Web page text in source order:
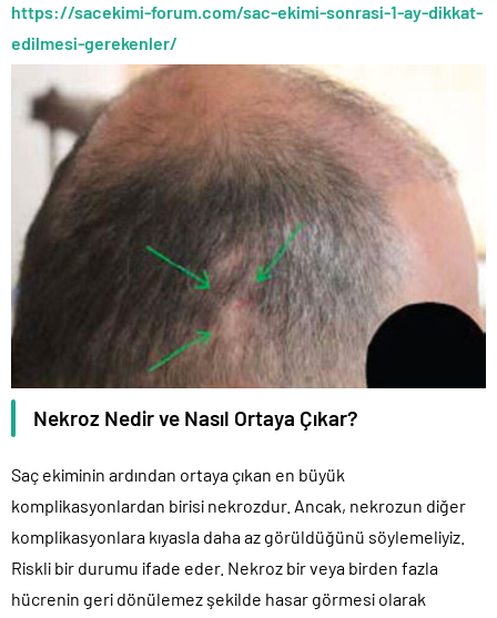
https://sacekimi-forum.com/sac-ekimi-sonrasi-1-ay-dikkat-
edilmesi-gerekenler/
Nekroz Nedir ve Nasıl Ortaya Çıkar?
Saç ekiminin ardından ortaya çıkan en büyük
komplikasyonlardan birisi nekrozdur. Ancak, nekrozun diğer
komplikasyonlara kıyasla daha az görüldüğünü söylemeliyiz.
Riskli bir durumu ifade eder. Nekroz bir veya birden fazla
hücrenin geri dönülemez şekilde hasar görmesi olarak